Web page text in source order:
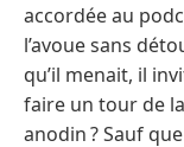
accordée au
l’avoue sans
qu’il menait, il
faire un tour de
anodin ? Sauf